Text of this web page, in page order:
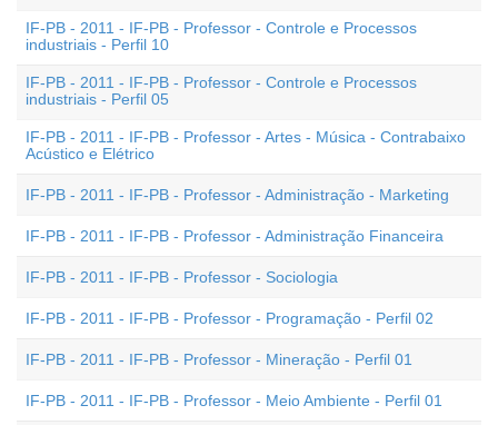
IF-PB - 2011 - IF-PB - Professor - Controle e Processos
industriais - Perfil 10
IF-PB - 2011 - IF-PB - Professor - Controle e Processos
industriais - Perfil 05
IF-PB - 2011 - IF-PB - Professor - Artes - Música - Contrabaixo
Acústico e Elétrico
IF-PB - 2011 - IF-PB - Professor - Administração - Marketing
IF-PB - 2011 - IF-PB - Professor - Administração Financeira
IF-PB - 2011 - IF-PB - Professor - Sociologia
IF-PB - 2011 - IF-PB - Professor - Programação - Perfil 02
IF-PB - 2011 - IF-PB - Professor - Mineração - Perfil 01
IF-PB - 2011 - IF-PB - Professor - Meio Ambiente - Perfil 01